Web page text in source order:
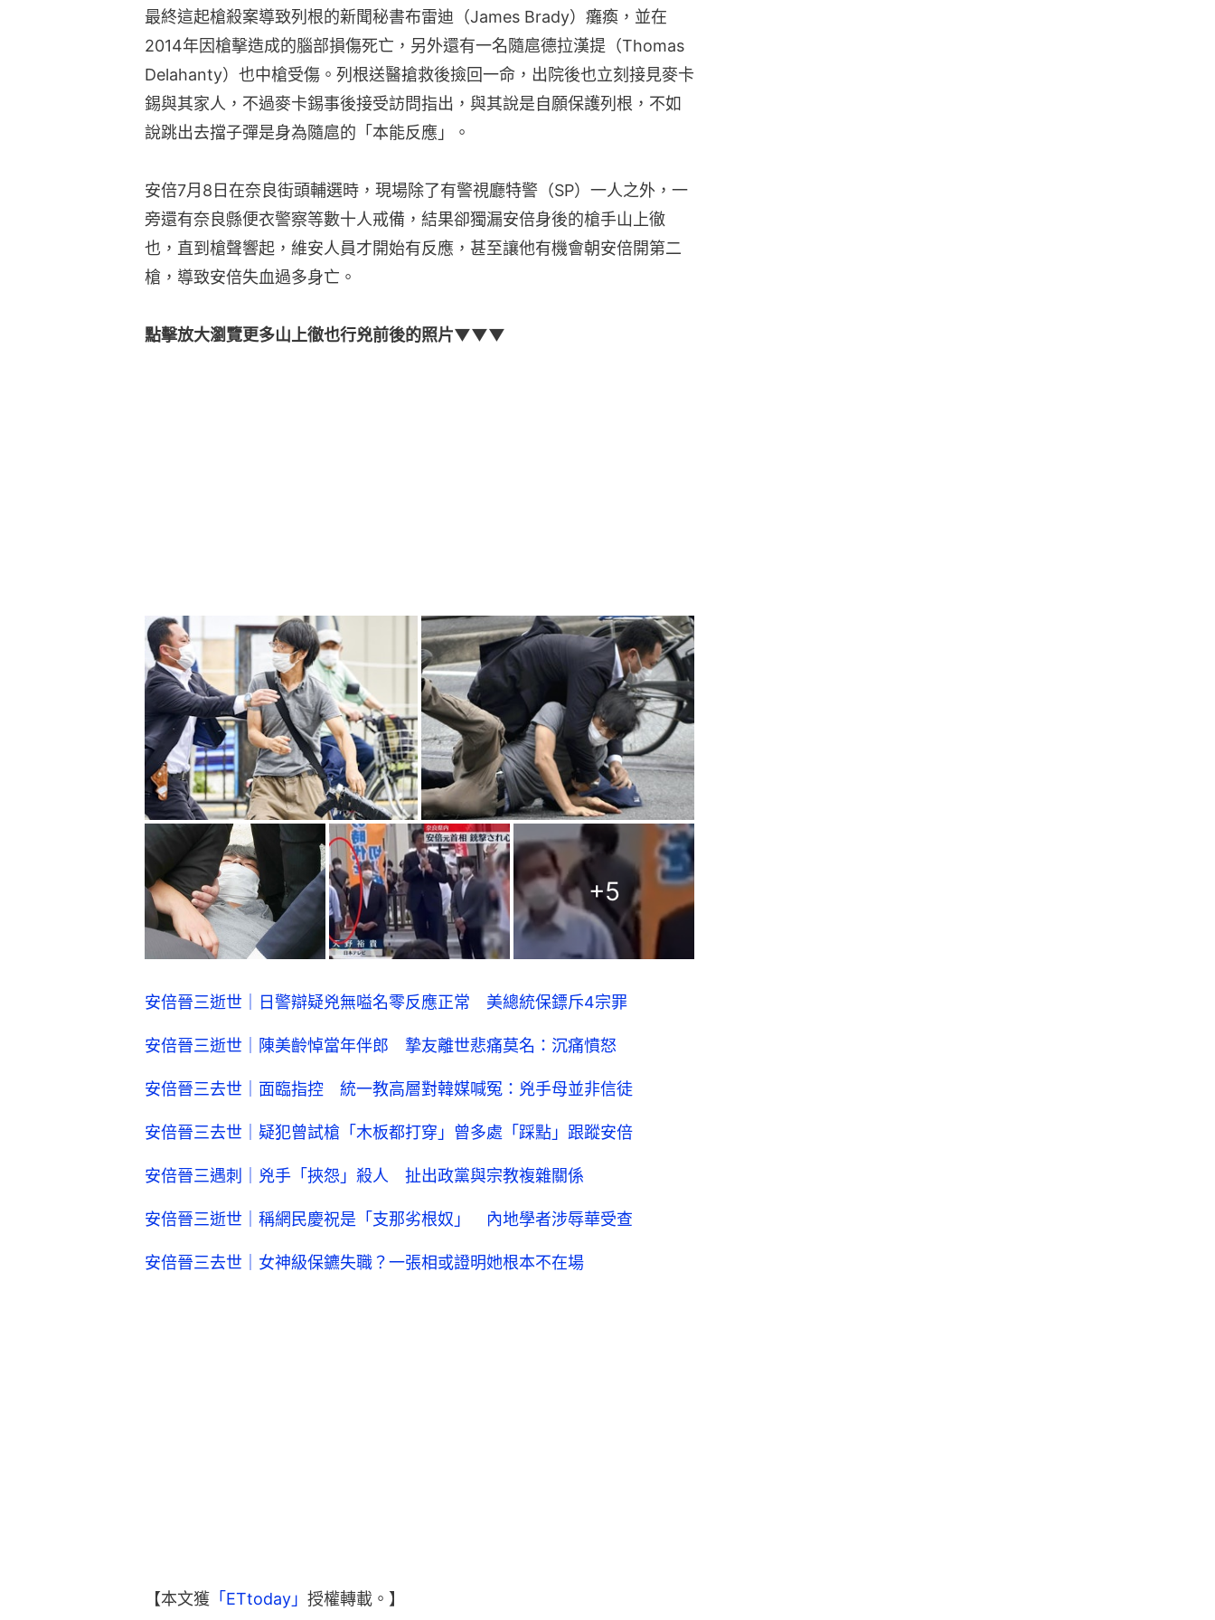
最終這起槍殺案導致列根的新聞秘書布雷迪（James Brady）癱瘓，並在
2014年因槍擊造成的腦部損傷死亡，另外還有一名隨扈德拉漢提（Thomas
Delahanty）也中槍受傷。列根送醫搶救後撿回一命，出院後也立刻接見麥卡
錫與其家人，不過麥卡錫事後接受訪問指出，與其說是自願保護列根，不如
說跳出去擋子彈是身為隨扈的「本能反應」。
安倍7月8日在奈良街頭輔選時，現場除了有警視廳特警（SP）一人之外，一
旁還有奈良縣便衣警察等數十人戒備，結果卻獨漏安倍身後的槍手山上徹
也，直到槍聲響起，維安人員才開始有反應，甚至讓他有機會朝安倍開第二
槍，導致安倍失血過多身亡。
點擊放大瀏覽更多山上徹也行兇前後的照片▼▼▼
+5
安倍晉三逝世｜日警辯疑兇無嗌名零反應正常 美總統保鏢斥4宗罪
安倍晉三逝世｜陳美齡悼當年伴郎 摯友離世悲痛莫名：沉痛憤怒
安倍晉三去世｜面臨指控 統一教高層對韓媒喊冤：兇手母並非信徒
安倍晉三去世｜疑犯曾試槍「木板都打穿」曾多處「踩點」跟蹤安倍
安倍晉三遇刺｜兇手「挾怨」殺人 扯出政黨與宗教複雜關係
安倍晉三逝世｜稱網民慶祝是「支那劣根奴」 內地學者涉辱華受查
安倍晉三去世｜女神級保鑣失職？一張相或證明她根本不在場
【本文獲 「ETtoday」 授權轉載。】